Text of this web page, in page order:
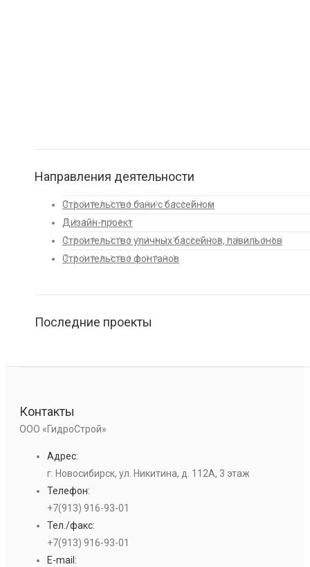
Направления деятельности
Строительство бани с бассейном
Дизайн-проект
Строительство уличных бассейнов, павильонов
Строительство фонтанов
Последние проекты
Контакты
ООО «ГидроСтрой»
Адрес:
г. Новосибирск, ул. Никитина, д. 112А, 3 этаж
Телефон:
+7(913) 916-93-01
Тел./факс:
+7(913) 916-93-01
E-mail: